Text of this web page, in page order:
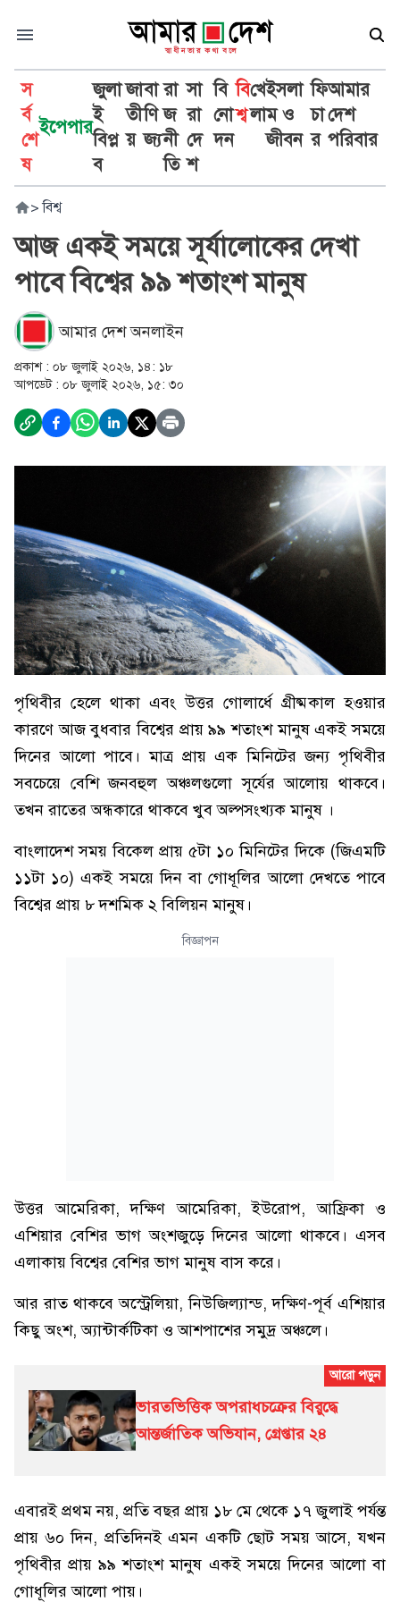
স
র্ব
শে
ষ
ইপেপার
জুলা
ই
বিপ্ল
ব
জা
তী
য়
বা
ণি
জ্য
রা
জ
নী
তি
সা
রা
দে
শ
বি
নো
দন
বি
শ্ব
খে
লা
ইসলা
ম ও
জীবন
ফি
চা
র
আমার
দেশ
পরিবার
> বিশ্ব
আজ একই সময়ে সূর্যালোকের দেখা
পাবে বিশ্বের ৯৯ শতাংশ মানুষ
আমার দেশ অনলাইন
প্রকাশ : ০৮ জুলাই ২০২৬, ১৪: ১৮
আপডেট : ০৮ জুলাই ২০২৬, ১৫: ৩০
পৃথিবীর হেলে থাকা এবং উত্তর গোলার্ধে গ্রীষ্মকাল হওয়ার
কারণে আজ বুধবার বিশ্বের প্রায় ৯৯ শতাংশ মানুষ একই সময়ে
দিনের আলো পাবে। মাত্র প্রায় এক মিনিটের জন্য পৃথিবীর
সবচেয়ে বেশি জনবহুল অঞ্চলগুলো সূর্যের আলোয় থাকবে।
তখন রাতের অন্ধকারে থাকবে খুব অল্পসংখ্যক মানুষ ।
বাংলাদেশ সময় বিকেল প্রায় ৫টা ১০ মিনিটের দিকে (জিএমটি
১১টা ১০) একই সময়ে দিন বা গোধূলির আলো দেখতে পাবে
বিশ্বের প্রায় ৮ দশমিক ২ বিলিয়ন মানুষ।
বিজ্ঞাপন
উত্তর আমেরিকা, দক্ষিণ আমেরিকা, ইউরোপ, আফ্রিকা ও
এশিয়ার বেশির ভাগ অংশজুড়ে দিনের আলো থাকবে। এসব
এলাকায় বিশ্বের বেশির ভাগ মানুষ বাস করে।
আর রাত থাকবে অস্ট্রেলিয়া, নিউজিল্যান্ড, দক্ষিণ-পূর্ব এশিয়ার
কিছু অংশ, অ্যান্টার্কটিকা ও আশপাশের সমুদ্র অঞ্চলে।
ভারতভিত্তিক অপরাধচক্রের বিরুদ্ধে
আন্তর্জাতিক অভিযান, গ্রেপ্তার ২৪
এবারই প্রথম নয়, প্রতি বছর প্রায় ১৮ মে থেকে ১৭ জুলাই পর্যন্ত
প্রায় ৬০ দিন, প্রতিদিনই এমন একটি ছোট সময় আসে, যখন
পৃথিবীর প্রায় ৯৯ শতাংশ মানুষ একই সময়ে দিনের আলো বা
গোধূলির আলো পায়।